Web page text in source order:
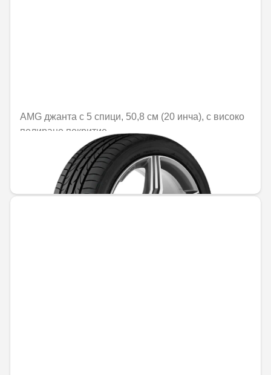
AMG джанта с 5 спици, 50,8 см (20 инча), с високо
полирано покритие
Не е налично онлайн
1470,25 € / 2875,56 лв.